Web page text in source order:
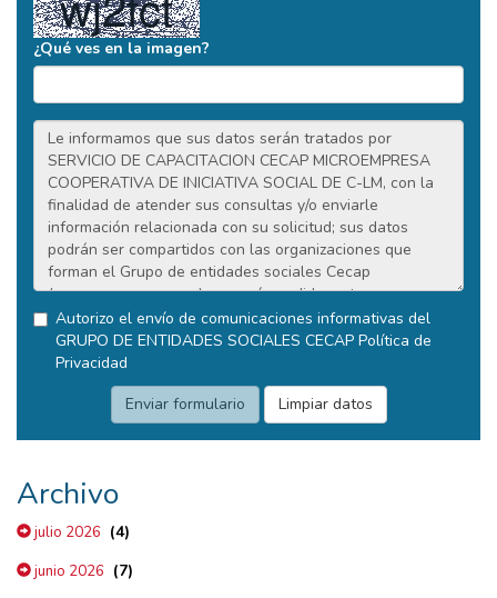
¿Qué ves en la imagen?
Autorizo el envío de comunicaciones informativas del
GRUPO DE ENTIDADES SOCIALES CECAP Política de
Privacidad
Archivo
julio 2026 (4)
junio 2026 (7)